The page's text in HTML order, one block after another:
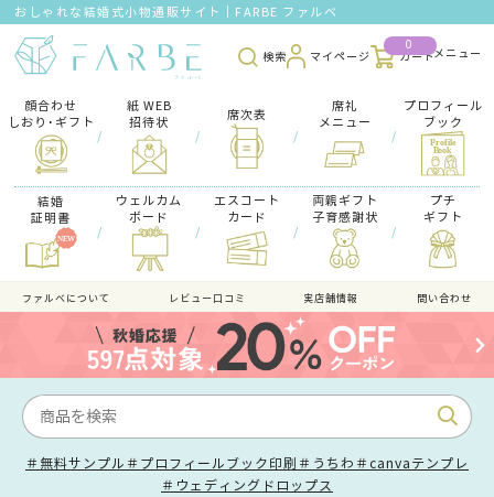
おしゃれな結婚式小物通販サイト｜FARBE ファルベ
検索 マイページ
0
カート
顔合わせ
しおり･ギフト
/
紙 WEB
招待状
/
席次表
/
席礼
メニュー
/
プロフィール
ブック
結婚
証明書
/
ウェルカム
ボード
/
エスコート
カード
/
両親ギフト
子育感謝状
/
プチ
ギフト
ファルべについて レビュー口コミ 実店舗情報 問い合わせ
＃無料サンプル ＃プロフィールブック印刷 ＃うちわ ＃canvaテンプレ
＃ウェディングドロップス